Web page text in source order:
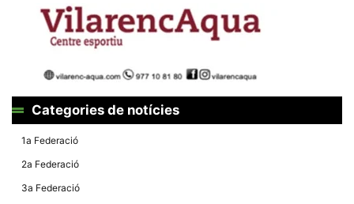
Categories de notícies
1a Federació
2a Federació
3a Federació